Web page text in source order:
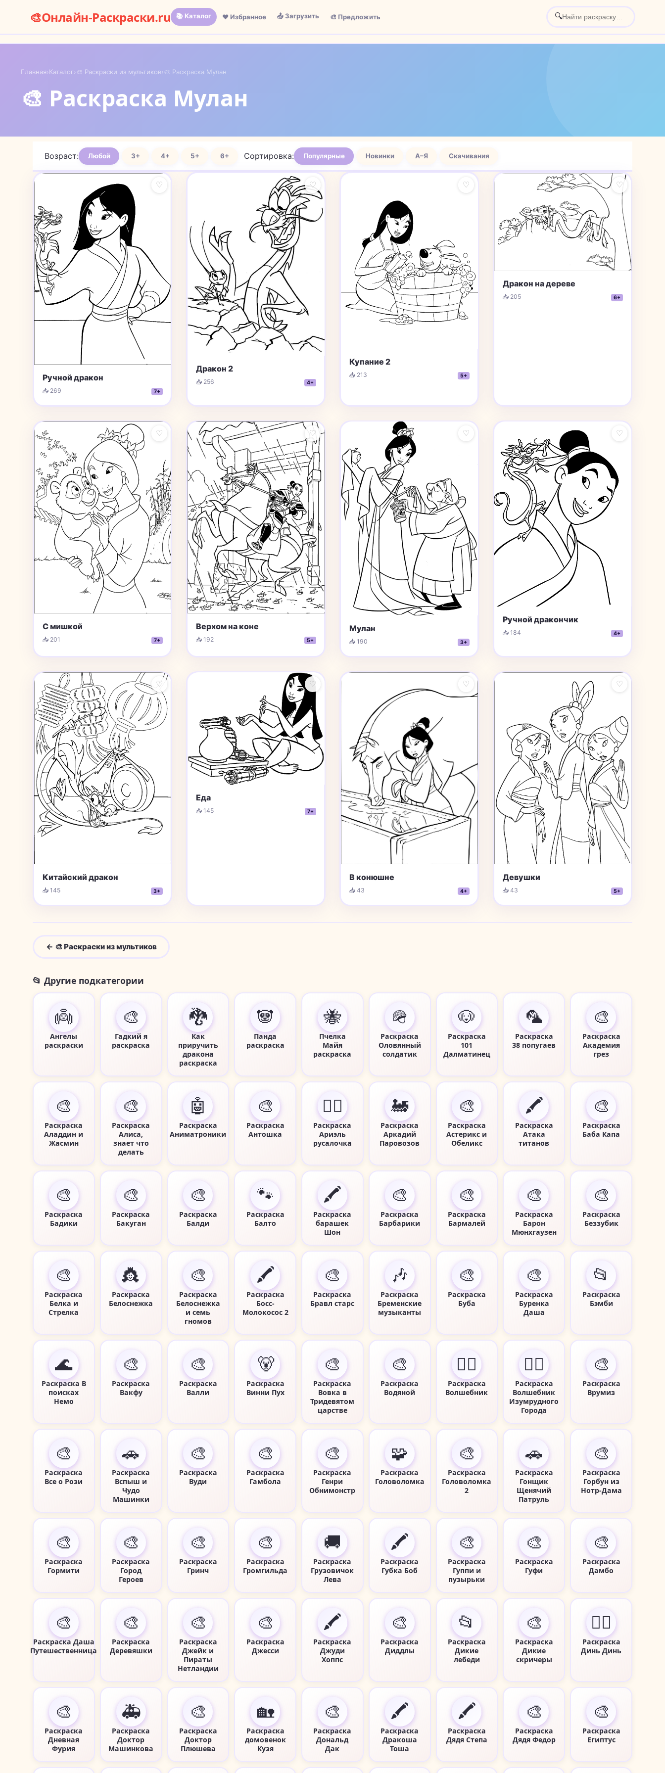
🎨Онлайн-Раскраски.ru 📚 Каталог ❤️ Избранное 📤 Загрузить 🎨 Предложить 🔍
Главная›Каталог› 🎨 Раскраски из мультиков› 🎨 Раскраска Мулан
🎨 Раскраска Мулан
Возраст: Любой 3+ 4+ 5+ 6+ Сортировка: Популярные Новинки А–Я Скачивания
♡
Ручной дракон
📥 269 7+
♡
Дракон 2
📥 256 4+
♡
Купание 2
📥 213 5+
♡
Дракон на дереве
📥 205 6+
♡
С мишкой
📥 201 7+
♡
Верхом на коне
📥 192 5+
♡
Мулан
📥 190 3+
♡
Ручной дракончик
📥 184 4+
♡
Китайский дракон
📥 145 3+
♡
Еда
📥 145 7+
♡
В конюшне
📥 43 4+
♡
Девушки
📥 43 5+
← 🎨 Раскраски из мультиков
📂 Другие подкатегории
👼
Ангелы
раскраски
🎨
Гадкий я
раскраска
🐉
Как
приручить
дракона
раскраска
🐼
Панда
раскраска
🐝
Пчелка
Майя
раскраска
🪖
Раскраска
Оловянный
солдатик
🐶
Раскраска
101
Далматинец
🦜
Раскраска
38 попугаев
🎨
Раскраска
Академия
грез
🎨
Раскраска
Аладдин и
Жасмин
🎨
Раскраска
Алиса,
знает что
делать
🤖
Раскраска
Аниматроники
🎨
Раскраска
Антошка
🧜‍♀️
Раскраска
Ариэль
русалочка
🚂
Раскраска
Аркадий
Паровозов
🎨
Раскраска
Астерикс и
Обеликс
🖍️
Раскраска
Атака
титанов
🎨
Раскраска
Баба Капа
🎨
Раскраска
Бадики
🎨
Раскраска
Бакуган
🎨
Раскраска
Балди
🐾
Раскраска
Балто
🖍️
Раскраска
барашек
Шон
🎨
Раскраска
Барбарики
🎨
Раскраска
Бармалей
🎨
Раскраска
Барон
Мюнхгаузен
🎨
Раскраска
Беззубик
🎨
Раскраска
Белка и
Стрелка
👸
Раскраска
Белоснежка
🎨
Раскраска
Белоснежка
и семь
гномов
🖍️
Раскраска
Босс-
Молокосос 2
🎨
Раскраска
Бравл старс
🎶
Раскраска
Бременские
музыканты
🎨
Раскраска
Буба
🎨
Раскраска
Буренка
Даша
📂
Раскраска
Бэмби
🌊
Раскраска В
поисках
Немо
🎨
Раскраска
Вакфу
🎨
Раскраска
Валли
🐻
Раскраска
Винни Пух
🎨
Раскраска
Вовка в
Тридевятом
царстве
🎨
Раскраска
Водяной
🧙‍♂️
Раскраска
Волшебник
🧙‍♂️
Раскраска
Волшебник
Изумрудного
Города
🎨
Раскраска
Врумиз
🎨
Раскраска
Все о Рози
🚗
Раскраска
Вспыш и
Чудо
Машинки
🎨
Раскраска
Вуди
🎨
Раскраска
Гамбола
🎨
Раскраска
Генри
Обнимонстр
🧩
Раскраска
Головоломка
🎨
Раскраска
Головоломка
2
🚗
Раскраска
Гонщик
Щенячий
Патруль
🎨
Раскраска
Горбун из
Нотр-Дама
🎨
Раскраска
Гормити
🎨
Раскраска
Город
Героев
🎨
Раскраска
Гринч
🎨
Раскраска
Громгильда
🚚
Раскраска
Грузовичок
Лева
🖍️
Раскраска
Губка Боб
🎨
Раскраска
Гуппи и
пузырьки
🎨
Раскраска
Гуфи
🎨
Раскраска
Дамбо
🎨
Раскраска Даша
Путешественница
🎨
Раскраска
Деревяшки
🎨
Раскраска
Джейк и
Пираты
Нетландии
🎨
Раскраска
Джесси
🖍️
Раскраска
Джуди
Хоппс
🎨
Раскраска
Диддлы
📂
Раскраска
Дикие
лебеди
🎨
Раскраска
Дикие
скричеры
🧚‍♀️
Раскраска
Динь Динь
🎨
Раскраска
Дневная
Фурия
🚑
Раскраска
Доктор
Машинкова
🎨
Раскраска
Доктор
Плюшева
🏡
Раскраска
домовенок
Кузя
🎨
Раскраска
Дональд
Дак
🖍️
Раскраска
Дракоша
Тоша
🖍️
Раскраска
Дядя Степа
🎨
Раскраска
Дядя Федор
🎨
Раскраска
Египтус